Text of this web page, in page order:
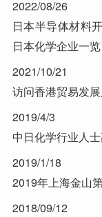
2022/08/26
日本半导体材料
日本化学企业一览
2021/10/21
访问香港贸易发
2019/4/3
中日化学行业人
2019/1/18
2019年上海金山
2018/09/12